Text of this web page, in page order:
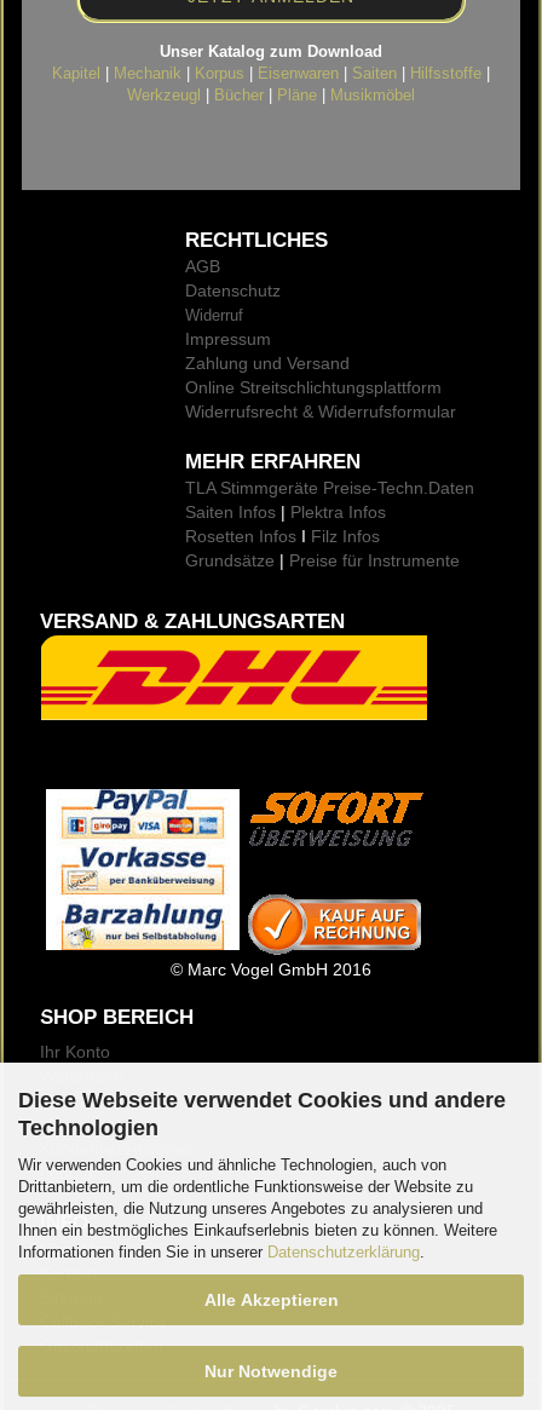
Diese Webseite verwendet Cookies und andere
Technologien
Wir verwenden Cookies und ähnliche Technologien, auch von
Drittanbietern, um die ordentliche Funktionsweise der Website zu
gewährleisten, die Nutzung unseres Angebotes zu analysieren und
Ihnen ein bestmögliches Einkaufserlebnis bieten zu können. Weitere
Informationen finden Sie in unserer Datenschutzerklärung
Alle Akzeptieren
Nur Notwendige
Unser Katalog zum Download
Kapitel
Mechanik Korpus Eisenwaren Saiten Hilfsstoffe
Werkzeugl
Bücher Pläne Musikmöbel
RECHTLICHES
AGB
Datenschutz
Widerruf
Impressum
Zahlung und Versand
Online Streitschlichtungsplattform
Widerrufsrecht & Widerrufsformular
MEHR ERFAHREN
TLA Stimmgeräte Preise-Techn.Daten
Saiten Infos | Plektra Infos
Rosetten Infos I Filz Infos
Grundsätze | Preise für Instrumente
VERSAND & ZAHLUNGSARTEN
© Marc Vogel GmbH 2016
SHOP BEREICH
Ihr Konto
Merkzettel
Newsletter
Logout
INFO
Über Uns
Kontakt
Callback Service
Geschäftszeiten